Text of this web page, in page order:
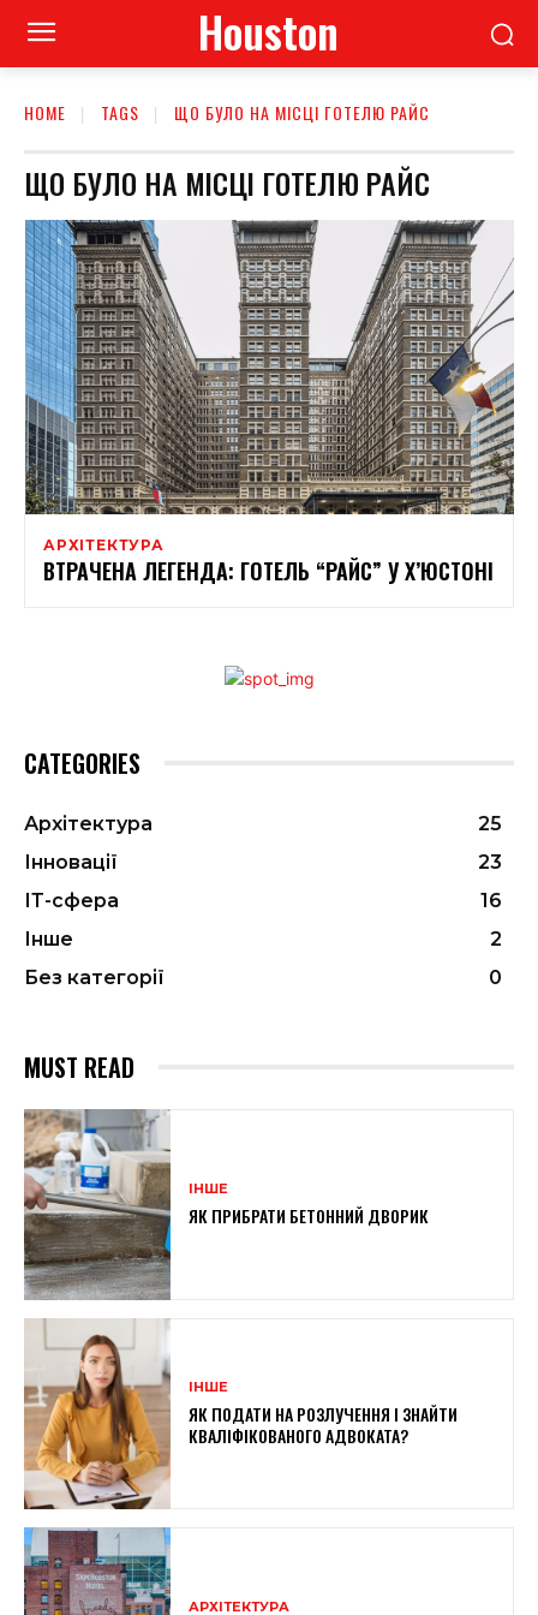
Houston
HOME TAGS ЩО БУЛО НА МІСЦІ ГОТЕЛЮ РАЙС
ЩО БУЛО НА МІСЦІ ГОТЕЛЮ РАЙС
АРХІТЕКТУРА
ВТРАЧЕНА ЛЕГЕНДА: ГОТЕЛЬ “РАЙС” У Х’ЮСТОНІ
CATEGORIES
Архітектура
25
Інновації
23
ІТ-сфера
16
Інше
2
Без категорії
0
MUST READ
ІНШЕ
ЯК ПРИБРАТИ БЕТОННИЙ ДВОРИК
ІНШЕ
ЯК ПОДАТИ НА РОЗЛУЧЕННЯ І ЗНАЙТИ
КВАЛІФІКОВАНОГО АДВОКАТА?
АРХІТЕКТУРА